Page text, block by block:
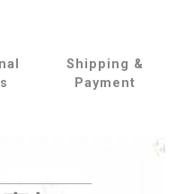
Shipping &
Payment